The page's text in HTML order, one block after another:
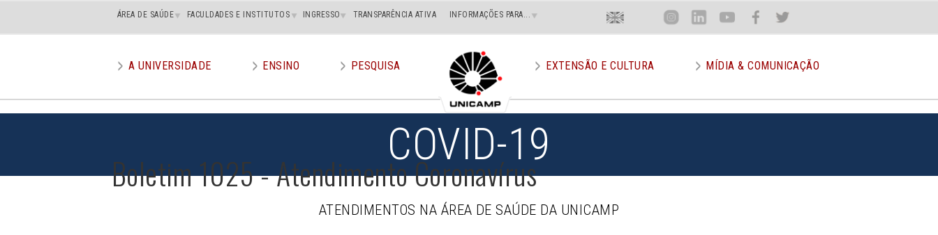
Main
superior
ÁREA DE SAÚDE FACULDADES E INSTITUTOS INGRESSO TRANSPARÊNCIA ATIVA INFORMAÇÕES PARA... Menu
Superior
Direito
En Inst Lin You Face Twit
menu
A UNIVERSIDADE ENSINO PESQUISA EXTENSÃO E CULTURA MÍDIA & COMUNICAÇÃO
COVID-19
Boletim 1025 - Atendimento Coronavírus
ATENDIMENTOS NA ÁREA DE SAÚDE DA UNICAMP